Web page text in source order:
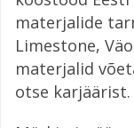
materjalide
Limestone,
materjalid
otse karjäärist.